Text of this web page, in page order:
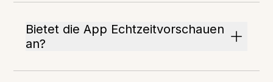
Bietet die App Echtzeitvorschauen
an?